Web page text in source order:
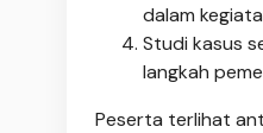
dalam
Studi kasus
langkah
Peserta terlihat